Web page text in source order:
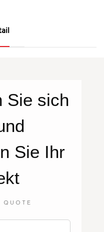
Sie sich
Sie Ihr
QUOTE